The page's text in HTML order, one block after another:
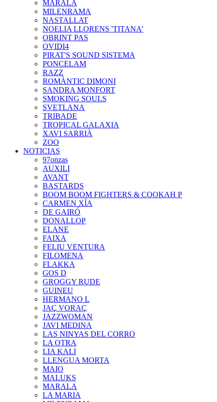
MARALA
MILENRAMA
NASTALLAT
NOELIA LLORENS 'TITANA'
OBRINT PAS
OVIDI4
PIRAT'S SOUND SISTEMA
PONCELAM
RAZZ
ROMÀNTIC DIMONI
SANDRA MONFORT
SMOKING SOULS
SVETLANA
TRIBADE
TROPICAL GALAXIA
XAVI SARRIÀ
ZOO
NOTICIAS
97onzas
AUXILI
AVANT
BASTARDS
BOOM BOOM FIGHTERS & COOKAH P
CARMEN XÍA
DE GAIRÓ
DONALLOP
ELANE
FAIXA
FELIU VENTURA
FILOMENA
FLAKKA
GOS D
GROGGY RUDE
GUINEU
HERMANO L
JAÇ VORAÇ
JAZZWOMAN
JAVI MEDINA
LAS NINYAS DEL CORRO
LA OTRA
LIA KALI
LLENGUA MORTA
MAIO
MALUKS
MARALA
LA MARIA